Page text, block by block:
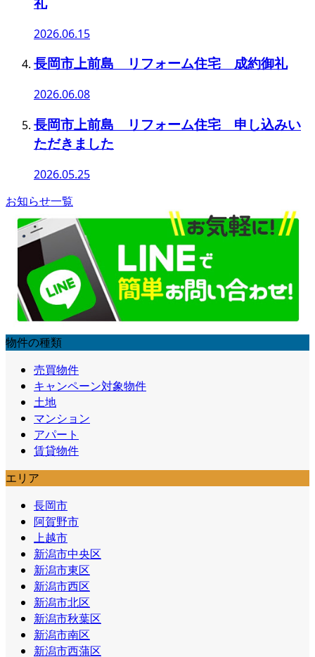
2026.06.15
長岡市上前島 リフォーム住宅 成約御礼
2026.06.08
長岡市上前島 リフォーム住宅 申し込みい
ただきました
2026.05.25
お知らせ一覧
物件の種類
売買物件
キャンペーン対象物件
土地
マンション
アパート
賃貸物件
エリア
長岡市
阿賀野市
上越市
新潟市中央区
新潟市東区
新潟市西区
新潟市北区
新潟市秋葉区
新潟市南区
新潟市西蒲区